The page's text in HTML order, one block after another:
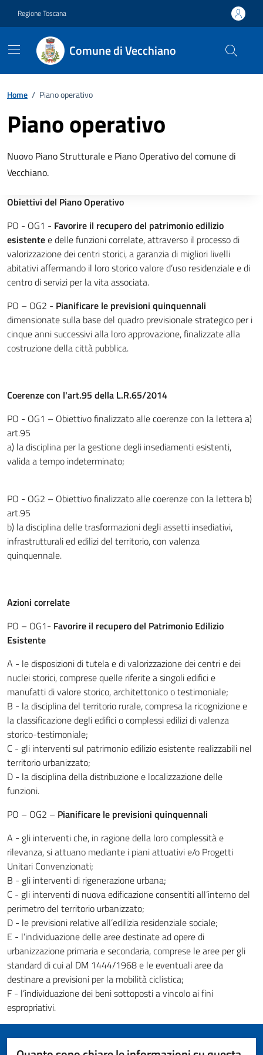
Regione Toscana
Comune di Vecchiano
Home / Piano operativo
Piano operativo
Descrizione breve
Nuovo Piano Strutturale e Piano Operativo del comune di
Vecchiano.
Obiettivi del Piano Operativo
PO - OG1 - Favorire il recupero del patrimonio edilizio
esistentee delle funzioni correlate, attraverso il processo di
valorizzazione dei centri storici, a garanzia di migliori livelli
abitativi affermando il loro storico valore d’uso residenziale e di
centro di servizi per la vita associata.
PO – OG2 - Pianificare le previsioni quinquennali
dimensionate sulla base del quadro previsionale strategico per i
cinque anni successivi alla loro approvazione, finalizzate alla
costruzione della città pubblica.
Coerenze con l'art.95 della L.R.65/2014
PO - OG1 – Obiettivo finalizzato alle coerenze con la lettera a)
art.95
a) la disciplina per la gestione degli insediamenti esistenti,
valida a tempo indeterminato;
PO - OG2 – Obiettivo finalizzato alle coerenze con la lettera b)
art.95
b) la disciplina delle trasformazioni degli assetti insediativi,
infrastrutturali ed edilizi del territorio, con valenza
quinquennale.
Azioni correlate
PO – OG1- Favorire il recupero del Patrimonio Edilizio
Esistente
A - le disposizioni di tutela e di valorizzazione dei centri e dei
nuclei storici, comprese quelle riferite a singoli edifici e
manufatti di valore storico, architettonico o testimoniale;
B - la disciplina del territorio rurale, compresa la ricognizione e
la classificazione degli edifici o complessi edilizi di valenza
storico-testimoniale;
C - gli interventi sul patrimonio edilizio esistente realizzabili nel
territorio urbanizzato;
D - la disciplina della distribuzione e localizzazione delle
funzioni.
PO – OG2 – Pianificare le previsioni quinquennali
A - gli interventi che, in ragione della loro complessità e
rilevanza, si attuano mediante i piani attuativi e/o Progetti
Unitari Convenzionati;
B - gli interventi di rigenerazione urbana;
C - gli interventi di nuova edificazione consentiti all’interno del
perimetro del territorio urbanizzato;
D - le previsioni relative all’edilizia residenziale sociale;
E - l’individuazione delle aree destinate ad opere di
urbanizzazione primaria e secondaria, comprese le aree per gli
standard di cui al DM 1444/1968 e le eventuali aree da
destinare a previsioni per la mobilità ciclistica;
F - l’individuazione dei beni sottoposti a vincolo ai fini
espropriativi.